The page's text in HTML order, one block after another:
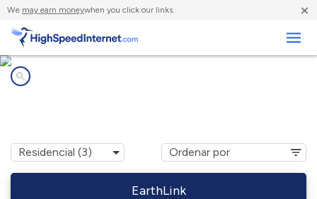
We may earn moneywhen you click our links. ×
EarthLink